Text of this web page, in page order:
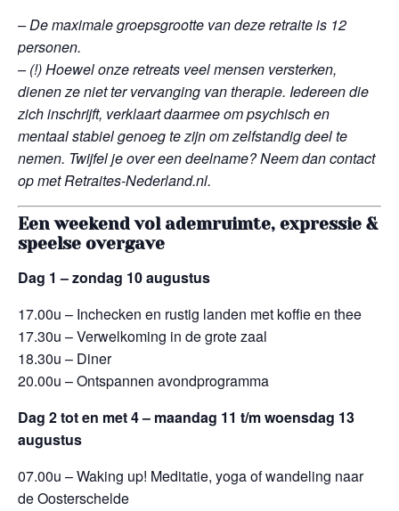
– De maximale groepsgrootte van deze retraite is 12
personen.
– (!)Hoewel onze retreats veel mensen versterken,
dienen ze niet ter vervanging van therapie. Iedereen die
zich inschrijft, verklaart daarmee om psychisch en
mentaal stabiel genoeg te zijn om zelfstandig deel te
nemen. Twijfel je over een deelname? Neem dan contact
op met Retraites-Nederland.nl.
Een weekend vol ademruimte, expressie &
speelse overgave
Dag 1 – zondag 10 augustus
17.00u – Inchecken en rustig landen met koffie en thee
17.30u – Verwelkoming in de grote zaal
18.30u – Diner
20.00u – Ontspannen avondprogramma
Dag 2 tot en met 4 – maandag 11 t/m woensdag 13
augustus
07.00u – Waking up! Meditatie, yoga of wandeling naar
de Oosterschelde